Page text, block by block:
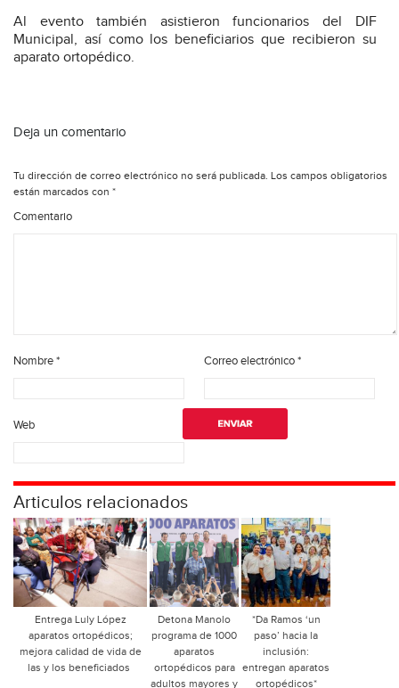
Al evento también asistieron funcionarios del DIF
Municipal, así como los beneficiarios que recibieron su
aparato ortopédico.
Deja un comentario
Tu dirección de correo electrónico no será publicada. Los campos obligatorios
están marcados con *
Comentario
Nombre* Correo electrónico*
Web
Articulos relacionados
Entrega Luly López
aparatos ortopédicos;
mejora calidad de vida de
las y los beneficiados
Detona Manolo
programa de 1000
aparatos
ortopédicos para
adultos mayores y
*Da Ramos ‘un
paso’ hacia la
inclusión:
entregan aparatos
ortopédicos*